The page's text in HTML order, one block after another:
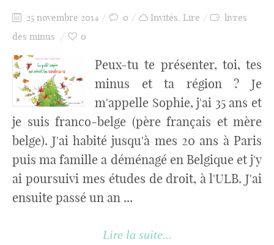
25 novembre 2014 0 Invités, Lire
livres
des minus
0
Peux-tu te présenter, toi, tes
minus et ta région ? Je
m'appelle Sophie, j'ai 35 ans et
je suis franco-belge (père français et mère
belge). J'ai habité jusqu'à mes 20 ans à Paris
puis ma famille a déménagé en Belgique et j'y
ai poursuivi mes études de droit, à l'ULB. J'ai
ensuite passé un an ...
Lire la suite...